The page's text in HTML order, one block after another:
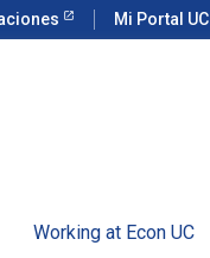
Mi Portal UC
Working at Econ UC